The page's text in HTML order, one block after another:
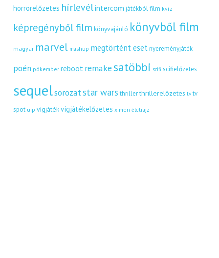
horrorelőzetes hírlevélintercom játékból film kvíz
képregényből film könyvajánló könyvből film
magyar marvel mashup megtörtént eset nyereményjáték
poén pókember reboot remakesatöbbi scifi scifielőzetes
sequelsorozatstar wars thriller thrillerelőzetes tv tv
spot uip vígjátékvígjátékelőzetes x men életrajz